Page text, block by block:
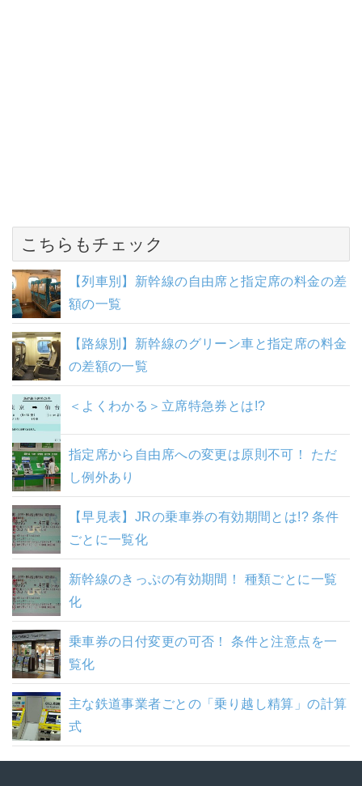
こちらもチェック
【列車別】新幹線の自由席と指定席の料金の差
額の一覧
【路線別】新幹線のグリーン車と指定席の料金
の差額の一覧
＜よくわかる＞立席特急券とは!?
指定席から自由席への変更は原則不可！ ただ
し例外あり
【早見表】JRの乗車券の有効期間とは!? 条件
ごとに一覧化
新幹線のきっぷの有効期間！ 種類ごとに一覧
化
乗車券の日付変更の可否！ 条件と注意点を一
覧化
主な鉄道事業者ごとの「乗り越し精算」の計算
式